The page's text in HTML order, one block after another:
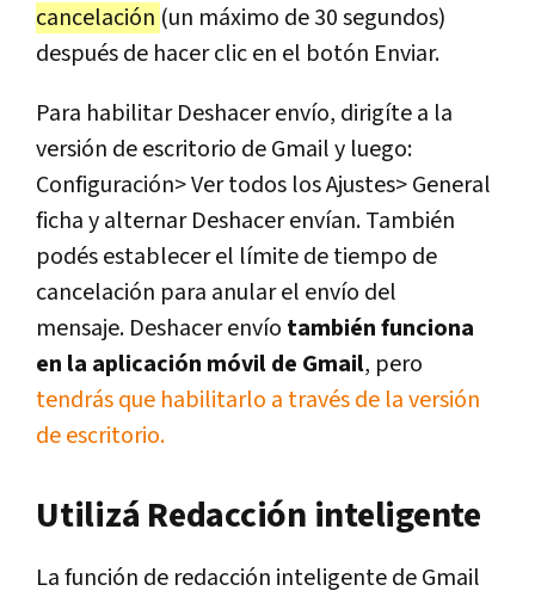
cancelación (un máximo de 30 segundos)
después de hacer clic en el botón Enviar.
Para habilitar Deshacer envío, dirigíte a la
versión de escritorio de Gmail y luego:
Configuración> Ver todos los Ajustes> General
ficha y alternar Deshacer envían. También
podés establecer el límite de tiempo de
cancelación para anular el envío del
mensaje. Deshacer envío también funciona
en la aplicación móvil de Gmail, pero
tendrás que habilitarlo a través de la versión
de escritorio.
Utilizá Redacción inteligente
La función de redacción inteligente de Gmail